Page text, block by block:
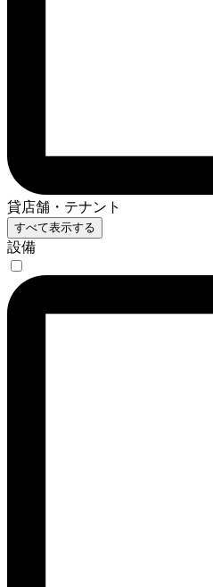
貸店舗・テナント
すべて表示する
設備